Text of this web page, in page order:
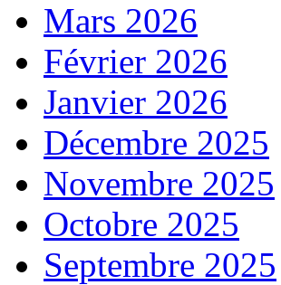
Mars 2026
Février 2026
Janvier 2026
Décembre 2025
Novembre 2025
Octobre 2025
Septembre 2025